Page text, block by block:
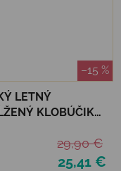
–15 %
LETNÝ
KLOBÚČIK
25,41 €
29,90 €